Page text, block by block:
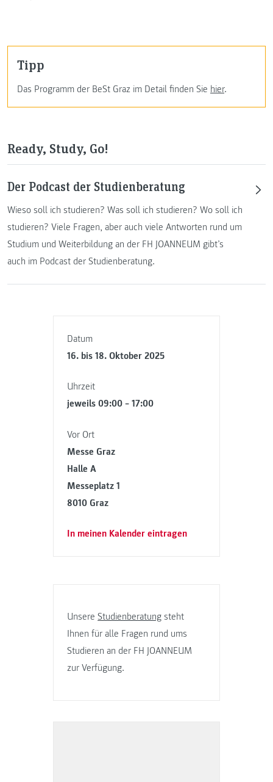
Datum
16. bis 18. Oktober 2025
Uhrzeit
jeweils 09:00 – 17:00
Vor Ort
Messe Graz
Halle A
Messeplatz 1
8010 Graz
In meinen Kalender eintragen
UnsereStudienberatung steht
Ihnen für alle Fragen rund ums
Studieren an der FH JOANNEUM
zur Verfügung.
Tipp
Das Programm der BeSt Graz im Detail finden Sie hier.
Ready, Study, Go!
Der Podcast der Studienberatung
Wieso soll ich studieren? Was soll ich studieren? Wo soll ich
studieren? Viele Fragen, aber auch viele Antworten rund um
Studium und Weiterbildung an der FH JOANNEUM gibt’s
auch im Podcast der Studienberatung.